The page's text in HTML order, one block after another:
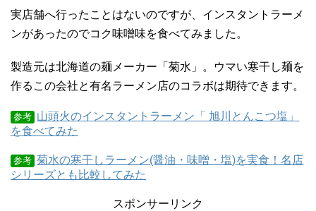
実店舗へ行ったことはないのですが、インスタントラーメ
ンがあったのでコク味噌味を食べてみました。
製造元は北海道の麺メーカー「菊水」。ウマい寒干し麺を
作るこの会社と有名ラーメン店のコラボは期待できます。
参考 山頭火のインスタントラーメン「 旭川とんこつ塩」
を食べてみた
参考 菊水の寒干しラーメン(醤油・味噌・塩)を実食！名店
シリーズとも比較してみた
スポンサーリンク